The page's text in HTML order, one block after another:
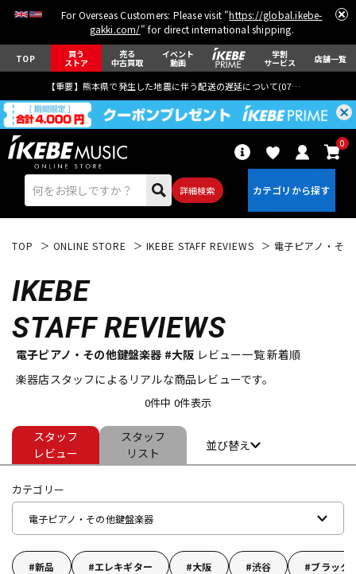
For Overseas Customers: Please visit "https://global.ikebe-
gakki.com/" for direct international shipping.
TOP 買う
ストア
売る
中古買取
イベント
動画
学割
サービス 店舗一覧
【重要】熊本県で発生した地震に伴う配送の遅延について(07月29日
詳細検索
0
エレキギター
ベース ウクレレ
ドラム パーカッション
管楽器 その他楽器
TOP ONLINE STORE IKEBE STAFF REVIEWS 電子ピアノ・そ
IKEBE
STAFF REVIEWS
電子ピアノ・その他鍵盤楽器 #大阪 レビュー一覧 新着順
楽器店スタッフによるリアルな商品レビューです。
0件中 0件表示
スタッフ
レビュー
スタッフ
リスト
並び替え
カテゴリー
電子ピアノ・その他鍵盤楽器
新品 エレキギター 大阪 渋谷 ブラック